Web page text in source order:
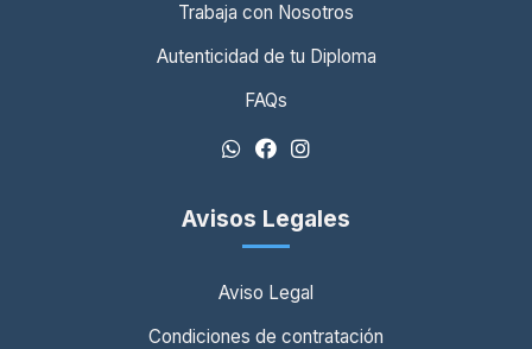
Trabaja con Nosotros
Autenticidad de tu Diploma
FAQs
Avisos Legales
Aviso Legal
Condiciones de contratación